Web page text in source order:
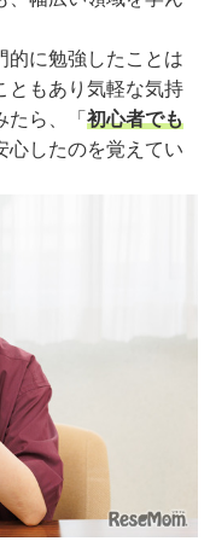
に勉強したことは
ともあり気軽な気持
ら、「 初心者でも
心したのを覚えてい